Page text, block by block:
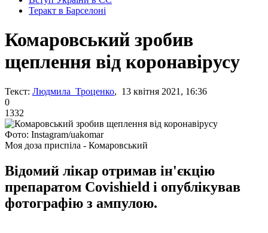
Теракт в Барселоні
Комаровський зробив
щеплення від коронавірусу
Текст: Людмила Троценко, 13 квітня 2021, 16:36
0
1332
Фото: Instagram/uakomar
Моя доза приспіла - Комаровський
Відомий лікар отримав ін'єкцію
препаратом Covishield і опублікував
фотографію з ампулою.